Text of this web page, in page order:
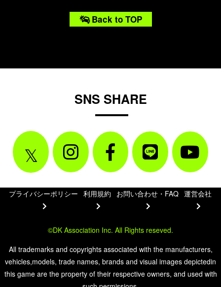
Back to TOP
SNS SHARE
プライバシーポリシー 利用規約 お問い合わせ・FAQ 運営会社
©DK Association Inc. All Rights reseved.
All trademarks and copyrights associated with the manufacturers,
vehicles,models, trade names, brands and visual images depictedin
this game are the property of their respective owners, and used with